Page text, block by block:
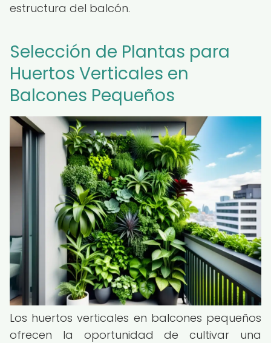
estructura del balcón.
Selección de Plantas para
Huertos Verticales en
Balcones Pequeños
Los huertos verticales en balcones pequeños
ofrecen la oportunidad de cultivar una